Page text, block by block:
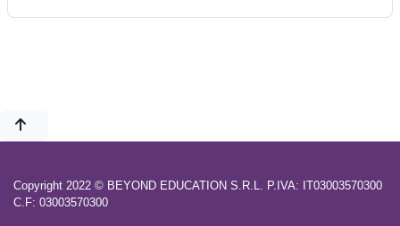
Copyright 2022 © BEYOND EDUCATION S.R.L. P.IVA: IT03003570300
C.F: 03003570300